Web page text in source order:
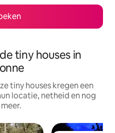
tiny houses in
tiny houses kregen een
locatie, netheid en nog